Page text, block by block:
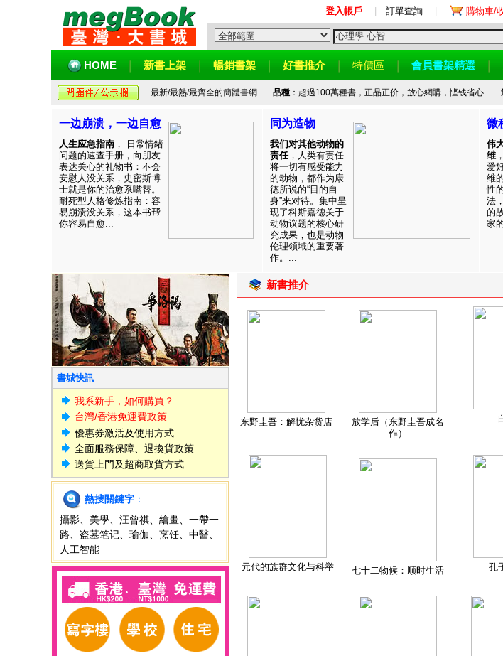
登入帳戶 訂單查詢 購物車/
HOME 新書上架 暢銷書架 好書推介 特價區 會員書架精選
最新/最熱/最齊全的簡體書網 品種：超過100萬種書，正品正价，放心網購，悭钱省心
一边崩溃，一边自愈
人生应急指南 ， 日常情绪
问题的速查手册，向朋友
表达关心的礼物书：不会
安慰人没关系，史密斯博
士就是你的治愈系嘴替。
耐死型人格修炼指南：容
易崩溃没关系，这本书帮
你容易自愈...
同为造物
我们对其他动物的
责任，人类有责任
将一切有感受能力
的动物，都作为康
德所说的“目的自
身”来对待。集中呈
现了科斯嘉德关于
动物议题的核心研
究成果，也是动物
伦理领域的重要著
作。...
微
伟
维
爱
维
性
法
的
家
書城快訊
我系新手，如何購買？
台灣/香港免運費政策
優惠券激活及使用方式
全面服務保障、退換貨政策
送貨上門及超商取貨方式
熱搜關鍵字 ：
攝影
美學 汪曾祺 繪畫
一帶一
路
盗墓笔记 瑜伽 烹饪 中醫
人工智能
新書推介
东野圭吾：解忧杂货店
放学后（东野圭吾成名
作）
元代的族群文化与科举 七十二物候：顺时生活 孔